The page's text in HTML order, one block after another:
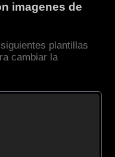
imagenes de
plantillas
cambiar la